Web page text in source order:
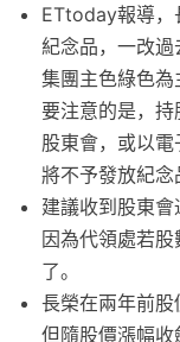
ETtoday報導，
紀念品，一改
集團主色綠色為
要注意的是，
股東會，或以
將不予發放紀念
建議收到股東會
因為代領處若
了。
長榮在兩年前股
但隨股價漲幅收